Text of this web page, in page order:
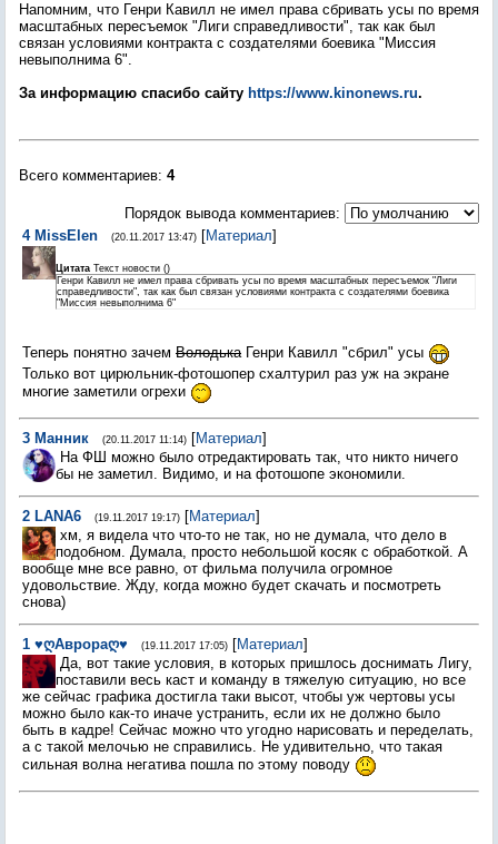
Напомним, что Генри Кавилл не имел права сбривать усы по время
масштабных пересъемок "Лиги справедливости", так как был
связан условиями контракта с создателями боевика "Миссия
невыполнима 6".
За информацию спасибо сайту https://www.kinonews.ru.
Всего комментариев: 4
Порядок вывода комментариев:
4 MissElen (20.11.2017 13:47) [Материал]
Цитата Текст новости ()
Генри Кавилл не имел права сбривать усы по время масштабных пересъемок "Лиги
справедливости", так как был связан условиями контракта с создателями боевика
"Миссия невыполнима 6"
Теперь понятно зачем ВолодькаГенри Кавилл "сбрил" усы
Только вот цирюльник-фотошопер схалтурил раз уж на экране
многие заметили огрехи
3 Манник (20.11.2017 11:14) [Материал]
На ФШ можно было отредактировать так, что никто ничего
бы не заметил. Видимо, и на фотошопе экономили.
2 LANA6 (19.11.2017 19:17) [Материал]
хм, я видела что что-то не так, но не думала, что дело в
подобном. Думала, просто небольшой косяк с обработкой. А
вообще мне все равно, от фильма получила огромное
удовольствие. Жду, когда можно будет скачать и посмотреть
снова)
1 ♥ღАврораღ♥ (19.11.2017 17:05) [Материал]
Да, вот такие условия, в которых пришлось доснимать Лигу,
поставили весь каст и команду в тяжелую ситуацию, но все
же сейчас графика достигла таки высот, чтобы уж чертовы усы
можно было как-то иначе устранить, если их не должно было
быть в кадре! Сейчас можно что угодно нарисовать и переделать,
а с такой мелочью не справились. Не удивительно, что такая
сильная волна негатива пошла по этому поводу